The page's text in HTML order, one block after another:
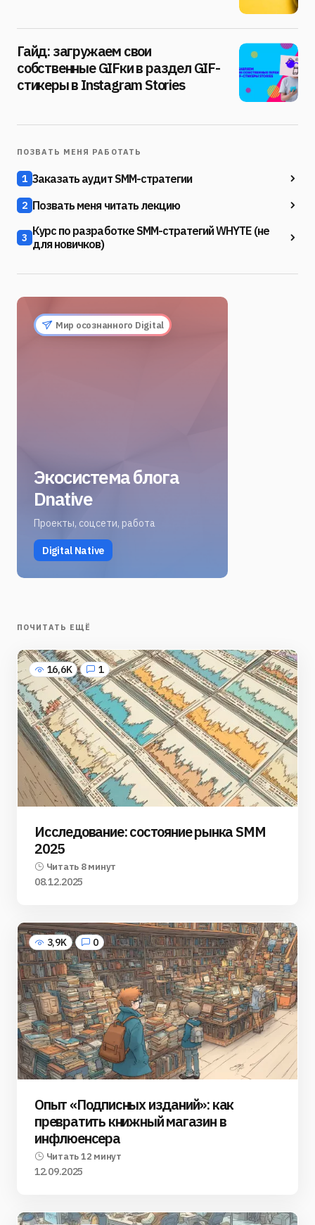
Гайд: загружаем свои
собственные GIFки в раздел GIF-
стикеры в Instagram Stories
ПОЗВАТЬ МЕНЯ РАБОТАТЬ
1 Заказать аудит SMM-стратегии
2 Позвать меня читать лекцию
3 Курс по разработке SMM-стратегий WHYTE (не
для новичков)
Мир осознанного Digital
Экосистема блога
Dnative
Проекты, соцсети, работа
Digital Native
ПОЧИТАТЬ ЕЩЁ
16,6K 1
Исследование: состояние рынка SMM
2025
Читать 8 минут
08.12.2025
3,9K 0
Опыт «Подписных изданий»: как
превратить книжный магазин в
инфлюенсера
Читать 12 минут
12.09.2025